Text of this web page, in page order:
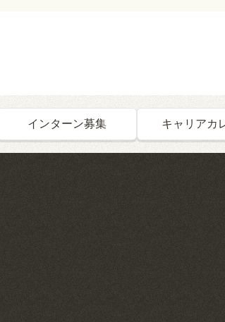
インターン募集 キャリアカ